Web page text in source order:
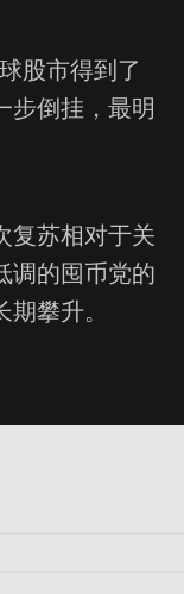
股市得到了
步倒挂，最明
复苏相对于关
调的囤币党的
攀升。